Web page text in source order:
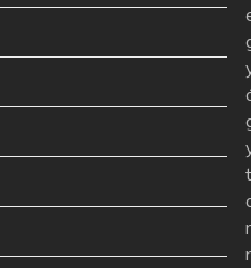
r